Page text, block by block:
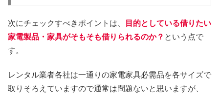
次にチェックすべきポイントは、
目的としている借りたい
家電製品・家具がそもそも借りられるのか？ という点で
す。
レンタル業者各社は一通りの家電家具必需品を各サイズで
取りそろえていますので通常は問題ないと思いますが、